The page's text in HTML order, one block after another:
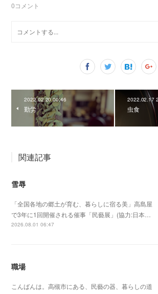
0コメント
2022.02.20 00:46
勤労
2022.02.17
虫食
関連記事
雪辱
「全国各地の郷土が育む、暮らしに宿る美」高島屋
で3年に1回開催される催事「民藝展」(協力:日本…
2026.08.01 06:47
職場
こんばんは。高槻市にある、民藝の器、暮らしの道